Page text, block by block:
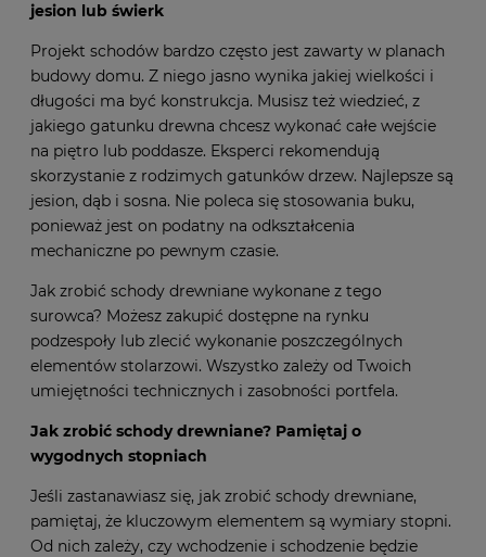
jesion lub świerk
Projekt schodów bardzo często jest zawarty w planach
budowy domu. Z niego jasno wynika jakiej wielkości i
długości ma być konstrukcja. Musisz też wiedzieć, z
jakiego gatunku drewna chcesz wykonać całe wejście
na piętro lub poddasze. Eksperci rekomendują
skorzystanie z rodzimych gatunków drzew. Najlepsze są
jesion, dąb i sosna. Nie poleca się stosowania buku,
ponieważ jest on podatny na odkształcenia
mechaniczne po pewnym czasie.
Jak zrobić schody drewniane wykonane z tego
surowca? Możesz zakupić dostępne na rynku
podzespoły lub zlecić wykonanie poszczególnych
elementów stolarzowi. Wszystko zależy od Twoich
umiejętności technicznych i zasobności portfela.
Jak zrobić schody drewniane? Pamiętaj o
wygodnych stopniach
Jeśli zastanawiasz się, jak zrobić schody drewniane,
pamiętaj, że kluczowym elementem są wymiary stopni.
Od nich zależy, czy wchodzenie i schodzenie będzie